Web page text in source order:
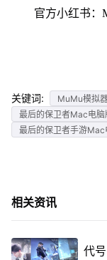
官方小红书：
关键词: MuMu模拟
最后的保卫者Mac电脑
最后的保卫者手游Mac
相关资讯
代